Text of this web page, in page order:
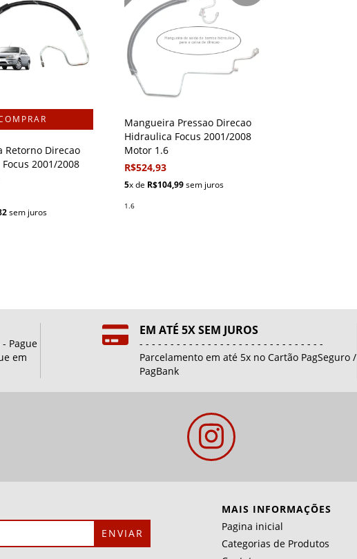
Retorno Direcao
2001/2008
sem juros
Mangueira Pressao Direcao
Hidraulica Focus 2001/2008
Motor 1.6
R$524,93
5x de R$104,99sem juros
1.6
Pague
em
EM ATÉ 5X SEM JUROS
- - - - - - - - - - - - - - - - - - - - - - - - - - - - - -
Parcelamento em até 5x no Cartão PagSeguro /
PagBank
MAIS INFORMAÇÕES
Pagina inicial
Categorias de Produtos